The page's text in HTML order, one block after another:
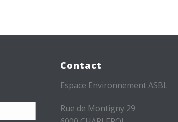
Contact
Espace Environnement ASBL
Rue de Montigny 29